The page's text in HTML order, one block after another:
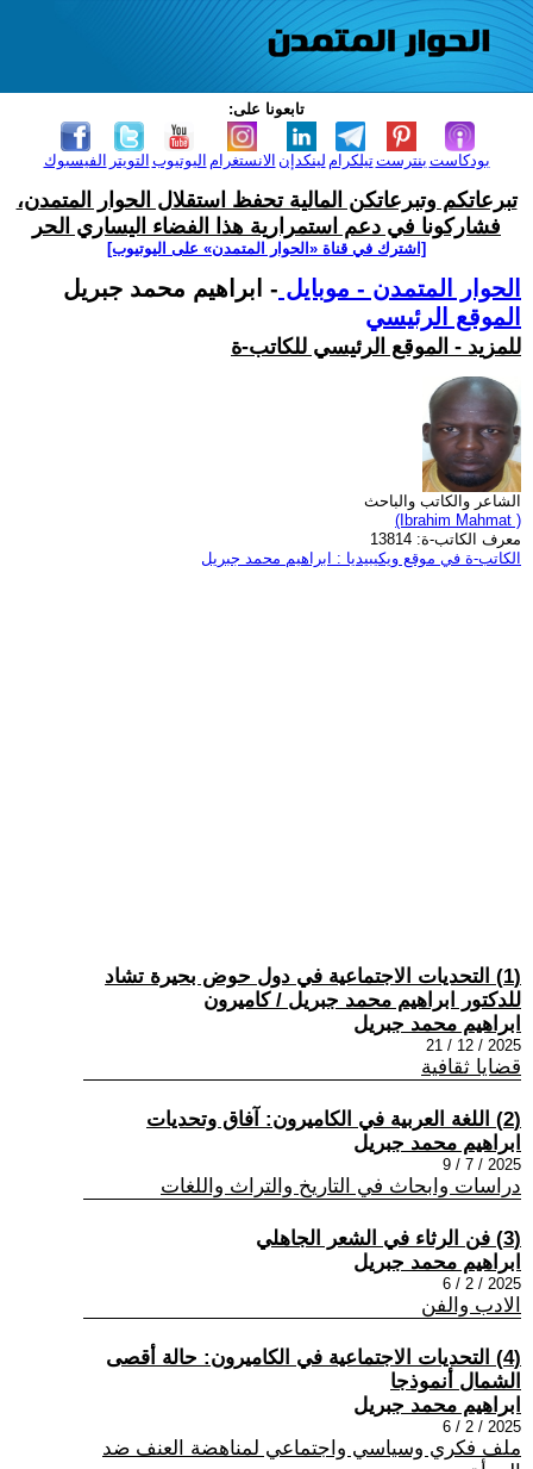
تابعونا على:
الفيسبوك التويتر اليوتيوب الانستغرام لينكدإن تيلكرامبنترست بودكاست
تبرعاتكم وتبرعاتكن المالية تحفظ استقلال الحوار المتمدن،
فشاركونا في دعم استمرارية هذا الفضاء اليساري الحر
[اشترك في قناة ‫«الحوار المتمدن» على اليوتيوب]
الحوار المتمدن - موبايل - ابراهيم محمد جبريل
الموقع الرئيسي
للمزيد - الموقع الرئيسي للكاتب-ة
الشاعر والكاتب والباحث
(Ibrahim Mahmat )
معرف الكاتب-ة: 13814
الكاتب-ة في موقع ويكيبيديا : ابراهيم محمد جبريل
(1) التحديات الاجتماعية في دول حوض بحيرة تشاد
للدكتور ابراهيم محمد جبريل / كاميرون
ابراهيم محمد جبريل
2025 / 12 / 21
قضايا ثقافية
(2) اللغة العربية في الكاميرون: آفاق وتحديات
ابراهيم محمد جبريل
2025 / 7 / 9
دراسات وابحاث في التاريخ والتراث واللغات
(3) فن الرثاء في الشعر الجاهلي
ابراهيم محمد جبريل
2025 / 2 / 6
الادب والفن
(4) التحديات الاجتماعية في الكاميرون: حالة أقصى
الشمال أنموذجا
ابراهيم محمد جبريل
2025 / 2 / 6
ملف فكري وسياسي واجتماعي لمناهضة العنف ضد